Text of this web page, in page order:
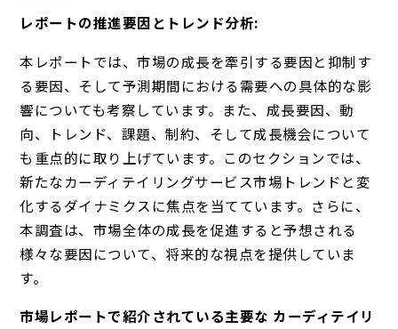
レポートの推進要因とトレンド分析:
本レポートでは、市場の成長を牽引する要因と抑制す
る要因、そして予測期間における需要への具体的な影
響についても考察しています。また、成長要因、動
向、トレンド、課題、制約、そして成長機会について
も重点的に取り上げています。このセクションでは、
新たなカーディテイリングサービス市場トレンドと変
化するダイナミクスに焦点を当てています。さらに、
本調査は、市場全体の成長を促進すると予想される
様々な要因について、将来的な視点を提供していま
す。
市場レポートで紹介されている主要な カーディテイリ